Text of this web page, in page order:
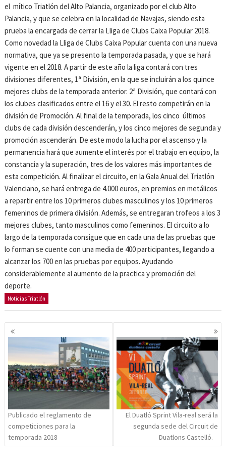
el mítico Triatlón del Alto Palancia, organizado por el club Alto
Palancia, y que se celebra en la localidad de Navajas, siendo esta
prueba la encargada de cerrar la Lliga de Clubs Caixa Popular 2018.
Como novedad la Lliga de Clubs Caixa Popular cuenta con una nueva
normativa, que ya se presento la temporada pasada, y que se hará
vigente en el 2018. A partir de este año la liga contará con tres
divisiones diferentes, 1ª División, en la que se incluirán a los quince
mejores clubs de la temporada anterior. 2ª División, que contará con
los clubes clasificados entre el 16 y el 30. El resto competirán en la
división de Promoción. Al final de la temporada, los cinco últimos
clubs de cada división descenderán, y los cinco mejores de segunda y
promoción ascenderán. De este modo la lucha por el ascenso y la
permanencia hará que aumente el interés por el trabajo en equipo, la
constancia y la superación, tres de los valores más importantes de
esta competición. Al finalizar el circuito, en la Gala Anual del Triatlón
Valenciano, se hará entrega de 4.000 euros, en premios en metálicos
a repartir entre los 10 primeros clubes masculinos y los 10 primeros
femeninos de primera división. Además, se entregaran trofeos a los 3
mejores clubes, tanto masculinos como femeninos. El circuito a lo
largo de la temporada consigue que en cada una de las pruebas que
lo forman se cuente con una media de 400 participantes, llegando a
alcanzar los 700 en las pruebas por equipos. Ayudando
considerablemente al aumento de la practica y promoción del
deporte.
Noticias Triatlón
Navegación
de
entradas
Publicado el reglamento de
competiciones para la
temporada 2018
El Duatló Sprint Vila-real será la
segunda sede del Circuit de
Duatlons Castelló.